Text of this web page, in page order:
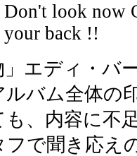
Don't look now
your back !!
」エディ・バ
ルバム全体の
も、内容に不
フで聞き応え